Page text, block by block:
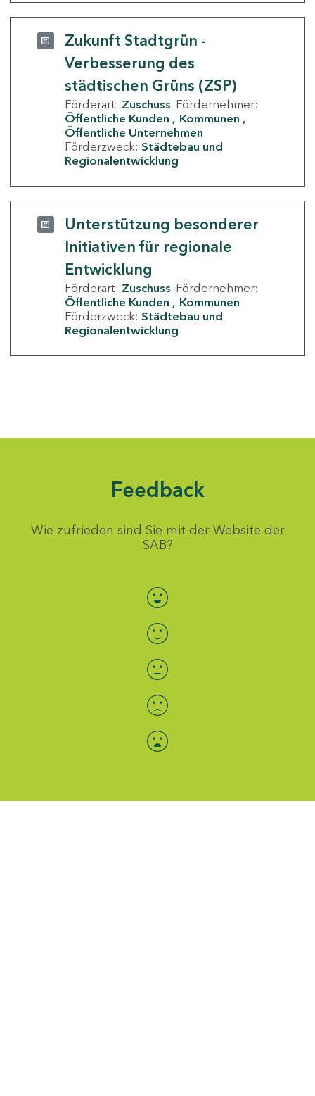
Zukunft Stadtgrün -
Verbesserung des
städtischen Grüns (ZSP)
Förderart: Zuschuss Fördernehmer:
Öffentliche Kunden
Kommunen
Öffentliche Unternehmen
Förderzweck: Städtebau und
Regionalentwicklung
Unterstützung besonderer
Initiativen für regionale
Entwicklung
Förderart: Zuschuss Fördernehmer:
Öffentliche Kunden
Kommunen
Förderzweck: Städtebau und
Regionalentwicklung
Feedback
Wie zufrieden sind Sie mit der Website der
SAB?
Bewertung auswählen